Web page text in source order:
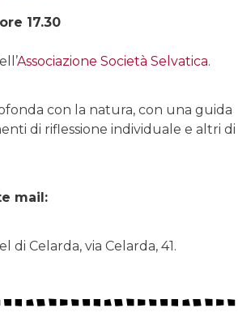
17.30
Associazione Società Selvatica.
con la natura, con una guida
di riflessione individuale e altri di
mail:
di Celarda, via Celarda, 41.